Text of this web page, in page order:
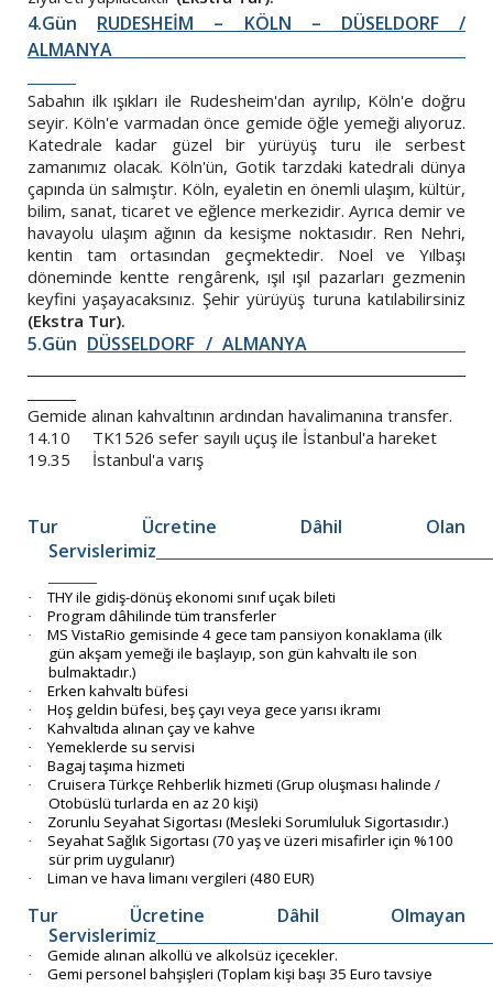
4.Gün RUDESHEİM – KÖLN – DÜSELDORF /
ALMANYA
Sabahın ilk ışıkları ile Rudesheim'dan ayrılıp, Köln'e doğru
seyir. Köln'e varmadan önce gemide öğle yemeği alıyoruz.
Katedrale kadar güzel bir yürüyüş turu ile serbest
zamanımız olacak. Köln'ün, Gotik tarzdaki katedrali dünya
çapında ün salmıştır. Köln, eyaletin en önemli ulaşım, kültür,
bilim, sanat, ticaret ve eğlence merkezidir. Ayrıca demir ve
havayolu ulaşım ağının da kesişme noktasıdır. Ren Nehri,
kentin tam ortasından geçmektedir. Noel ve Yılbaşı
döneminde kentte rengârenk, ışıl ışıl pazarları gezmenin
keyfini yaşayacaksınız. Şehir yürüyüş turuna katılabilirsiniz
(Ekstra Tur).
5.Gün DÜSSELDORF / ALMANYA
Gemide alınan kahvaltının ardından havalimanına transfer.
14.10 TK1526 sefer sayılı uçuş ile İstanbul'a hareket
19.35 İstanbul'a varış
Tur Ücretine Dâhil Olan
Servislerimiz
· THY ile gidiş-dönüş ekonomi sınıf uçak bileti
· Program dâhilinde tüm transferler
·
MS VistaRio gemisinde 4 gece tam pansiyon konaklama (ilk
gün akşam yemeği ile başlayıp, son gün kahvaltı ile son
bulmaktadır.)
· Erken kahvaltı büfesi
· Hoş geldin büfesi, beş çayı veya gece yarısı ikramı
· Kahvaltıda alınan çay ve kahve
· Yemeklerde su servisi
· Bagaj taşıma hizmeti
·
Cruisera Türkçe Rehberlik hizmeti (Grup oluşması halinde /
Otobüslü turlarda en az 20 kişi)
· Zorunlu Seyahat Sigortası (Mesleki Sorumluluk Sigortasıdır.)
·
Seyahat Sağlık Sigortası (70 yaş ve üzeri misafirler için %100
sür prim uygulanır)
· Liman ve hava limanı vergileri (480 EUR)
Tur Ücretine Dâhil Olmayan
Servislerimiz
· Gemide alınan alkollü ve alkolsüz içecekler.
·
Gemi personel bahşişleri (Toplam kişi başı 35 Euro tavsiye